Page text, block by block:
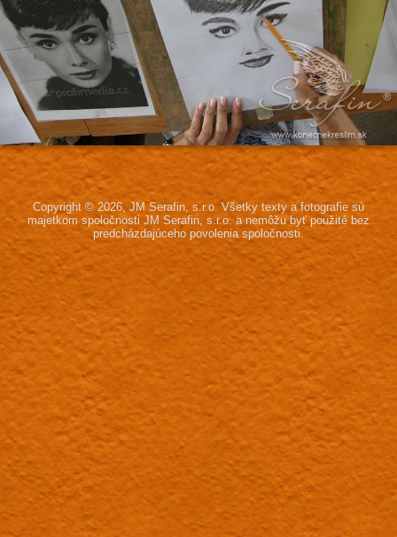
Copyright © 2026, JM Serafin, s.r.o. Všetky texty a fotografie sú
majetkom spoločnosti JM Serafin, s.r.o. a nemôžu byť použité bez
predcházdajúceho povolenia spoločnosti.